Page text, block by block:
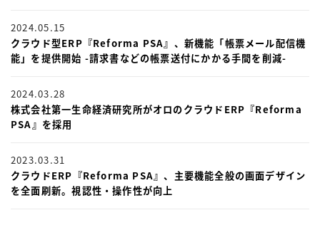
2024.05.15
クラウド型ERP『Reforma PSA』、新機能「帳票メール配信機
能」を提供開始 -請求書などの帳票送付にかかる手間を削減-
2024.03.28
株式会社第一生命経済研究所がオロのクラウドERP『Reforma
PSA』を採用
2023.03.31
クラウドERP『Reforma PSA』、主要機能全般の画面デザイン
を全面刷新。視認性・操作性が向上